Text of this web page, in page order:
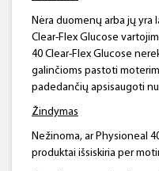
Nėra duomenų arba jų yra
Clear-Flex Glucose
40 Clear-Flex Glucose
galinčioms pastoti
padedančių apsisaugoti
Žindymas
Nežinoma, ar Physioneal
produktai išsiskiria per